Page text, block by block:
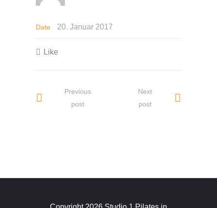
Date 20. Januar 2017
Like
Previous
post
Next
post